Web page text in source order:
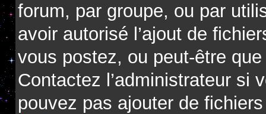
forum, par groupe, ou par
avoir autorisé l’ajout de
vous postez, ou peut-être
Contactez l’administrateur si
pouvez pas ajouter de